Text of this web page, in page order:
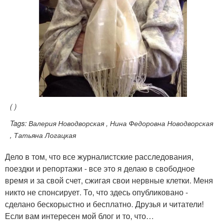
( )
Tags: Валерия Новодворская , Нина Федоровна Новодворская
, Татьяна Логацкая
Дело в том, что все журналистские расследования,
поездки и репортажи - все это я делаю в свободное
время и за свой счет, сжигая свои нервные клетки. Меня
никто не спонсирует. То, что здесь опубликовано -
сделано бескорыстно и бесплатно. Друзья и читатели!
Если вам интересен мой блог и то, что…